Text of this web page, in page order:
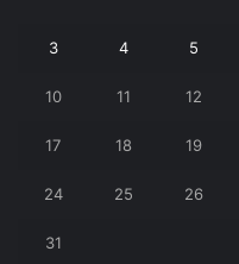
3 4 5
10 11 12
17 18 19
24 25 26
31